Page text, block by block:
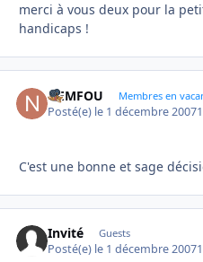
merci à vous deux pour la
handicaps !
NEMFOU Membres en
Posté(e) le 1 décembre 2007
C'est une bonne et sage
Invité Guests
Posté(e) le 1 décembre 2007